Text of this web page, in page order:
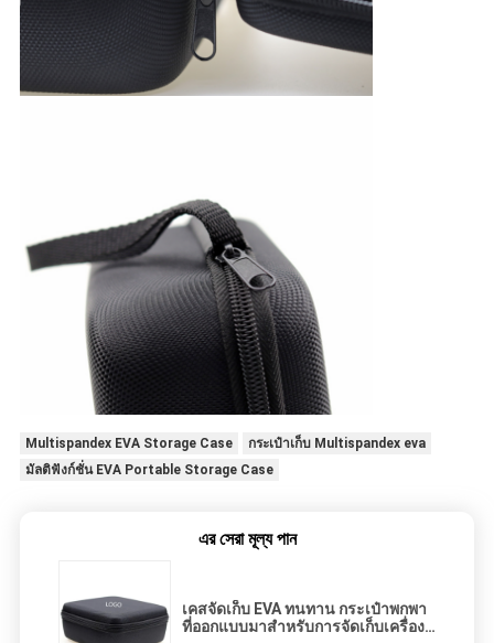
Multispandex EVA Storage Case
กระเป๋าเก็บ Multispandex eva
มัลติฟังก์ชั่น EVA Portable Storage Case
এর সেরা মূল্য পান
เคสจัดเก็บ EVA ทนทาน กระเป๋าพกพา
ที่ออกแบบมาสำหรับการจัดเก็บเครื่อง